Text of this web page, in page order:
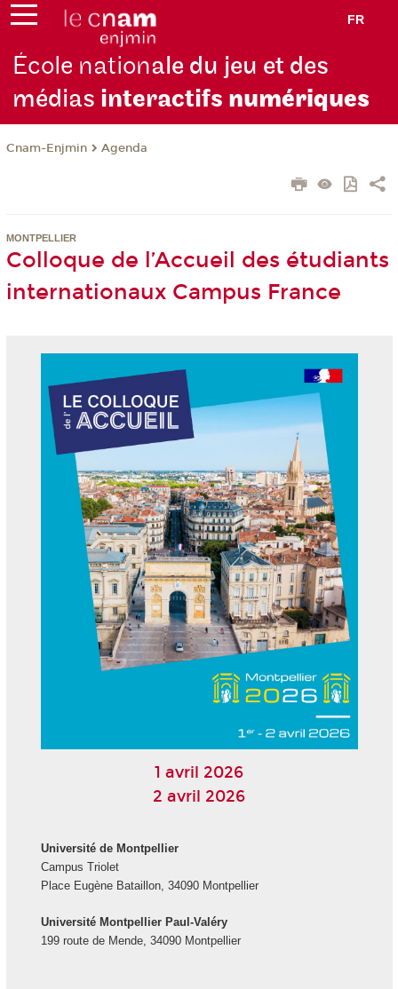
FR
École nationale du jeu et des
médias interactifs numériques
Cnam-Enjmin Agenda
MONTPELLIER
Colloque de l’Accueil des étudiants
internationaux Campus France
1 avril 2026
2 avril 2026
Université de Montpellier
Campus Triolet
Place Eugène Bataillon, 34090 Montpellier
Université Montpellier Paul-Valéry
199 route de Mende, 34090 Montpellier